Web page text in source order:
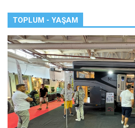
TOPLUM - YAŞAM